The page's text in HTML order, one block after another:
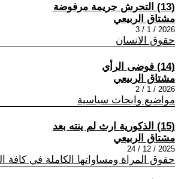
(13) التحرش جريمة مرفوضة
مشتاق الربيعي
2026 / 1 / 3
حقوق الانسان
(14) فوضى الرأي
مشتاق الربيعي
2026 / 1 / 2
مواضيع وابحاث سياسية
(15) الذكورية ارث لم ينته بعد
مشتاق الربيعي
2025 / 12 / 24
حقوق المراة ومساواتها الكاملة في كافة